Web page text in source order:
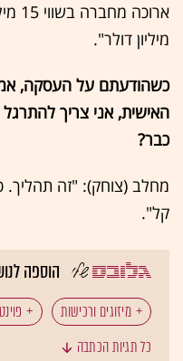
מיליון דולר".
כשהודעתם על העסקה,
האישית, אני צריך
כבר?
מחלב (צוחק): "זה
קל".
הוספה
מיזוגים ורכישות
כל תגיות הכתבה